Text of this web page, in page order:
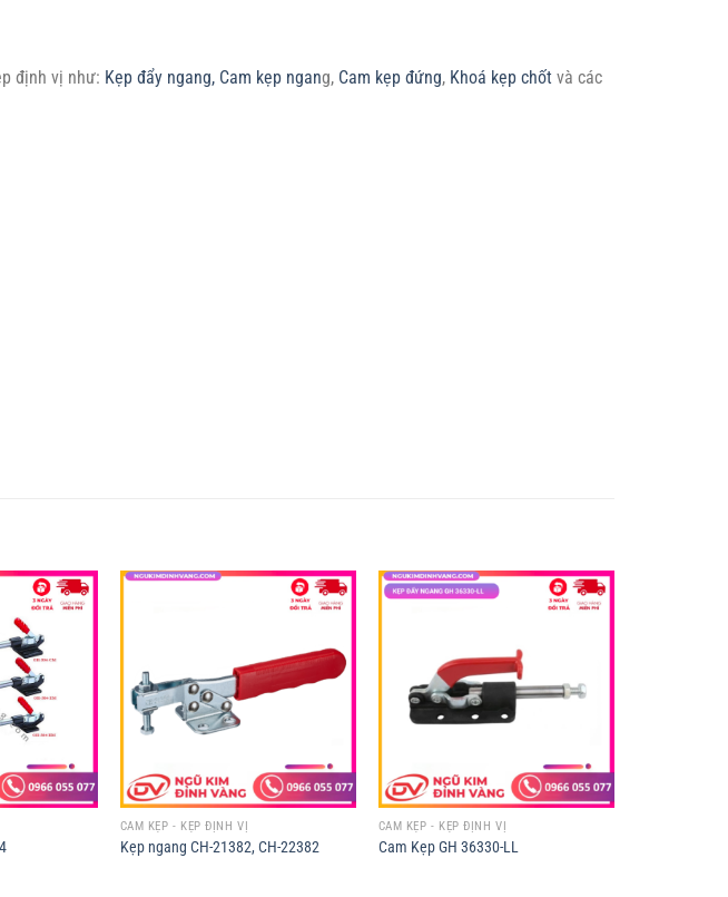
định vị như: Kẹp đẩy ngang, Cam kẹp ngang, Cam kẹp đứng, Khoá kẹp chốt và các
CAM KẸP - KẸP ĐỊNH VỊ
Kẹp ngang CH-21382, CH-22382
CAM KẸP - KẸP ĐỊNH VỊ
Cam Kẹp GH 36330-LL